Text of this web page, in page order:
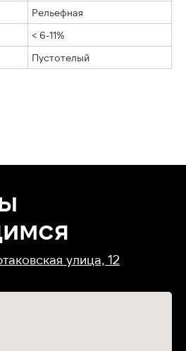
Рельефная
< 6-11%
Пустотелый
улица, 12